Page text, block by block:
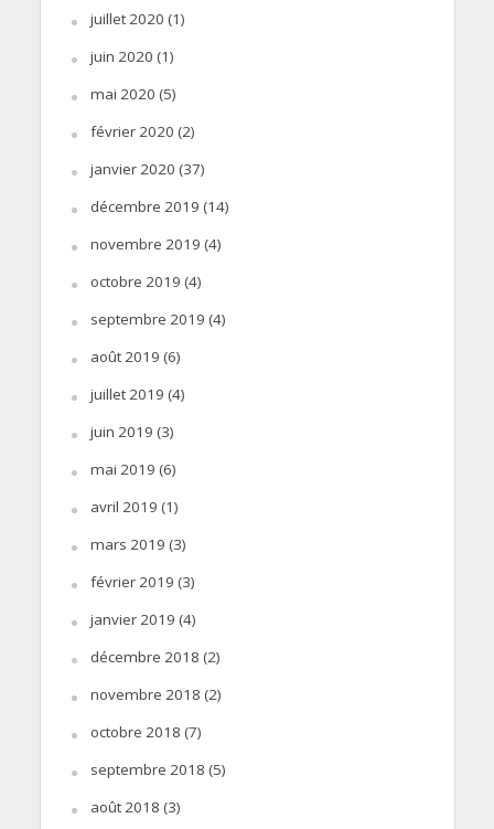
juillet 2020 (1)
juin 2020 (1)
mai 2020 (5)
février 2020 (2)
janvier 2020 (37)
décembre 2019 (14)
novembre 2019 (4)
octobre 2019 (4)
septembre 2019 (4)
août 2019 (6)
juillet 2019 (4)
juin 2019 (3)
mai 2019 (6)
avril 2019 (1)
mars 2019 (3)
février 2019 (3)
janvier 2019 (4)
décembre 2018 (2)
novembre 2018 (2)
octobre 2018 (7)
septembre 2018 (5)
août 2018 (3)